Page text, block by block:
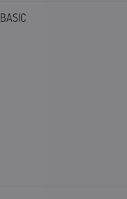
BASIC